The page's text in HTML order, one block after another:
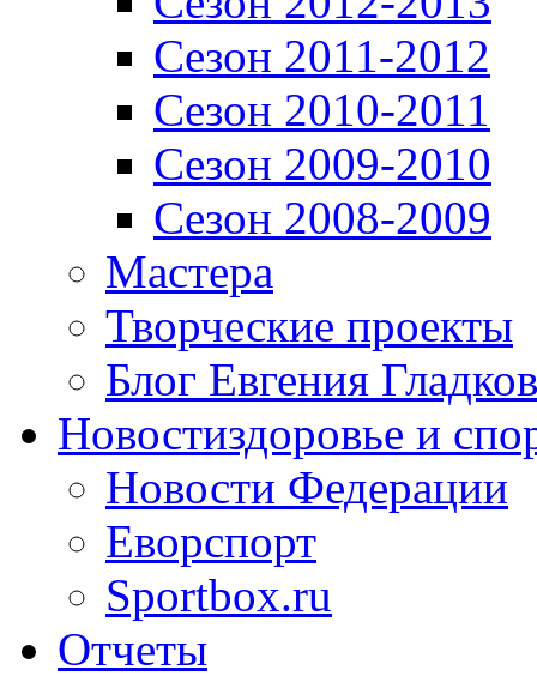
Сезон 2011-2012
Сезон 2010-2011
Сезон 2009-2010
Сезон 2008-2009
Мастера
Творческие проекты
Блог Евгения
Новостиздоровье и
Новости Федерации
Еворспорт
Sportbox.ru
Отчеты